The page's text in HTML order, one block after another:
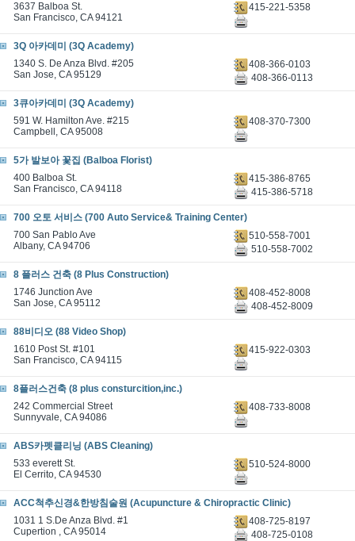
3637 Balboa St.
San Francisco, CA 94121
415-221-5358
3Q 아카데미 (3Q Academy)
1340 S. De Anza Blvd. #205
San Jose, CA 95129
408-366-0103
408-366-0113
3큐아카데미 (3Q Academy)
591 W. Hamilton Ave. #215
Campbell, CA 95008
408-370-7300
5가 발보아 꽃집 (Balboa Florist)
400 Balboa St.
San Francisco, CA 94118
415-386-8765
415-386-5718
700 오토 서비스 (700 Auto Service& Training Center)
700 San Pablo Ave
Albany, CA 94706
510-558-7001
510-558-7002
8 플러스 건축 (8 Plus Construction)
1746 Junction Ave
San Jose, CA 95112
408-452-8008
408-452-8009
88비디오 (88 Video Shop)
1610 Post St. #101
San Francisco, CA 94115
415-922-0303
8플러스건축 (8 plus consturcition,inc.)
242 Commercial Street
Sunnyvale, CA 94086
408-733-8008
ABS카펫클리닝 (ABS Cleaning)
533 everett St.
El Cerrito, CA 94530
510-524-8000
ACC척추신경&한방침술원 (Acupuncture & Chiropractic Clinic)
1031 1 S.De Anza Blvd. #1
Cupertion , CA 95014
408-725-8197
408-725-0108